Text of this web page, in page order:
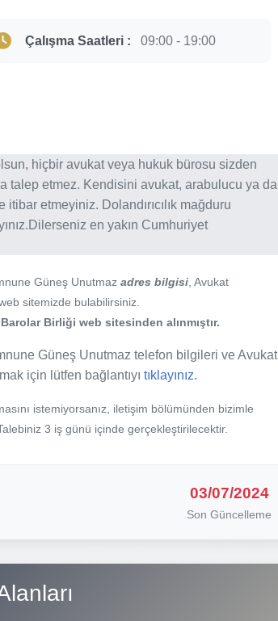
Çalışma Saatleri : 09:00 - 19:00
hiçbir avukat veya hukuk bürosu sizden
talep etmez. Kendisini avukat, arabulucu ya da
etmeyiniz. Dolandırıcılık mağduru
en yakın Cumhuriyet
Güneş Unutmaz adres bilgisi , Avukat
sitemizde bulabilirsiniz.
Birliği web sitesinden alınmıştır.
Güneş Unutmaz telefon bilgileri ve Avukat
için lütfen bağlantıyı tıklayınız.
istemiyorsanız, iletişim bölümünden bizimle
3 iş günü içinde gerçekleştirilecektir.
03/07/2024
Son Güncelleme